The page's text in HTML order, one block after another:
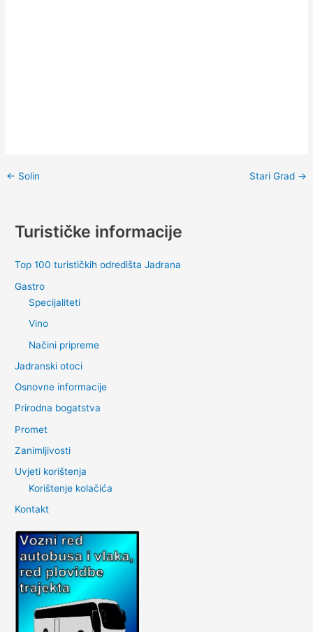
← Solin Stari Grad →
Turističke informacije
Top 100 turističkih odredišta Jadrana
Gastro
Specijaliteti
Vino
Načini pripreme
Jadranski otoci
Osnovne informacije
Prirodna bogatstva
Promet
Zanimljivosti
Uvjeti korištenja
Korištenje kolačića
Kontakt